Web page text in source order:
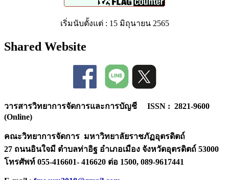
เริ่มนับตั้งแต่ : 15 มิถุนายน 2565
Shared Website
วารสารวิทยาการจัดการและการบัญชี ISSN : 2821-9600
(Online)
คณะวิทยาการจัดการ มหาวิทยาลัยราชภัฏอุตรดิตถ์
27 ถนนอินใจมี ตำบลท่าอิฐ อำเภอเมือง จังหวัดอุตรดิตถ์ 53000
โทรศัพท์ 055-416601- 416620 ต่อ 1500, 089-9617441